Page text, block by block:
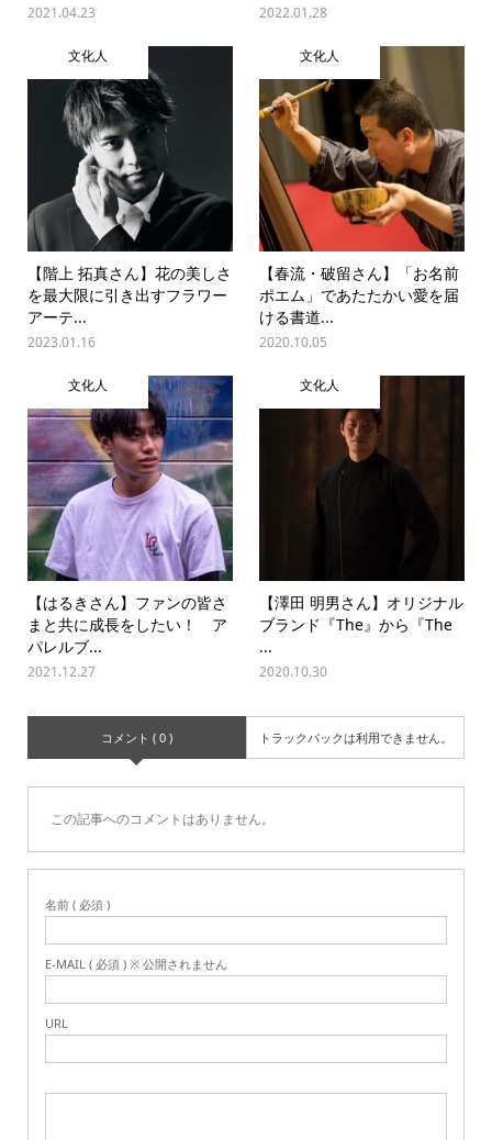
2021.04.23 2022.01.28
文化人
【階上 拓真さん】花の美しさ
を最大限に引き出すフラワー
アーテ...
2023.01.16
文化人
【春流・破留さん】「お名前
ポエム」であたたかい愛を届
ける書道...
2020.10.05
文化人
【はるきさん】ファンの皆さ
まと共に成長をしたい！ ア
パレルブ...
2021.12.27
文化人
【澤田 明男さん】オリジナル
ブランド『The』から『The
...
2020.10.30
コメント ( 0 ) トラックバックは利用できません。
この記事へのコメントはありません。
名前 ( 必須 )
E-MAIL ( 必須 ) ※ 公開されません
URL